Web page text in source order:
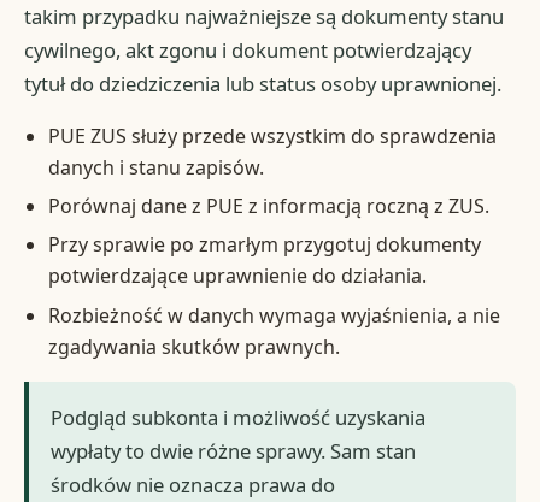
takim przypadku najważniejsze są dokumenty stanu
cywilnego, akt zgonu i dokument potwierdzający
tytuł do dziedziczenia lub status osoby uprawnionej.
PUE ZUS służy przede wszystkim do sprawdzenia
danych i stanu zapisów.
Porównaj dane z PUE z informacją roczną z ZUS.
Przy sprawie po zmarłym przygotuj dokumenty
potwierdzające uprawnienie do działania.
Rozbieżność w danych wymaga wyjaśnienia, a nie
zgadywania skutków prawnych.
Podgląd subkonta i możliwość uzyskania
wypłaty to dwie różne sprawy. Sam stan
środków nie oznacza prawa do